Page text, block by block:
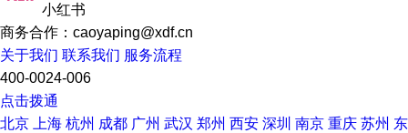
小红书
商务合作：caoyaping@xdf.cn
关于我们 联系我们 服务流程
400-0024-006
点击拨通
北京
上海 杭州 成都 广州 武汉 郑州 西安 深圳 南京 重庆 苏州 东